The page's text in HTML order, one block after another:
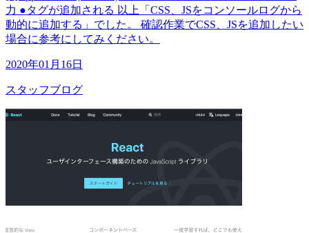
力 ●タグが追加される 以上「CSS、JSをコンソールログから
動的に追加する」でした。 確認作業でCSS、JSを追加したい
場合に参考にしてみください。
2020年01月16日
スタッフブログ